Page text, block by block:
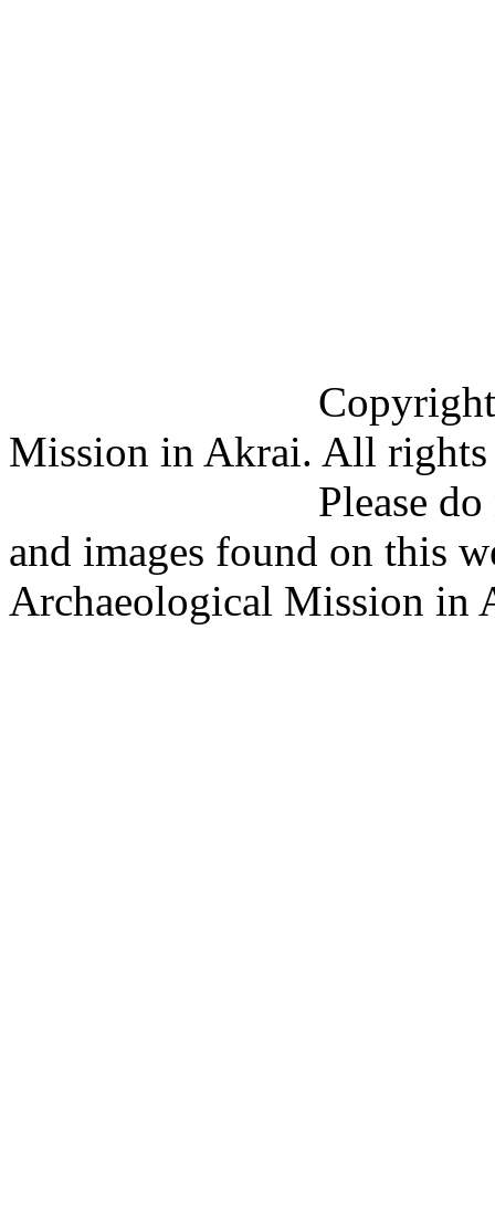
Copyright (C)
Mission in Akrai. All rights
Please do not
and images found on this
Archaeological Mission in